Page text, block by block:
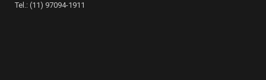
Tel.: (11) 97094-1911